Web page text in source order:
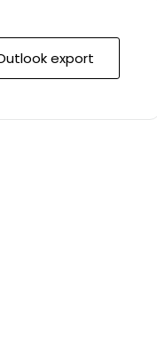
export